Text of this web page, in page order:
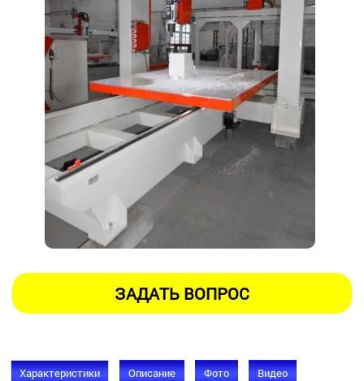
Характеристики Описание Фото Видео